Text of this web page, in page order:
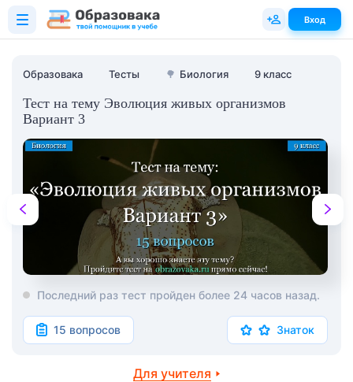
Образовака Тесты 🌳 Биология 9 класс
Тест на тему Эволюция живых организмов
Вариант 3
Последний раз тест пройден более 24 часов назад.
15 вопросов Знаток
Для учителя
Вход